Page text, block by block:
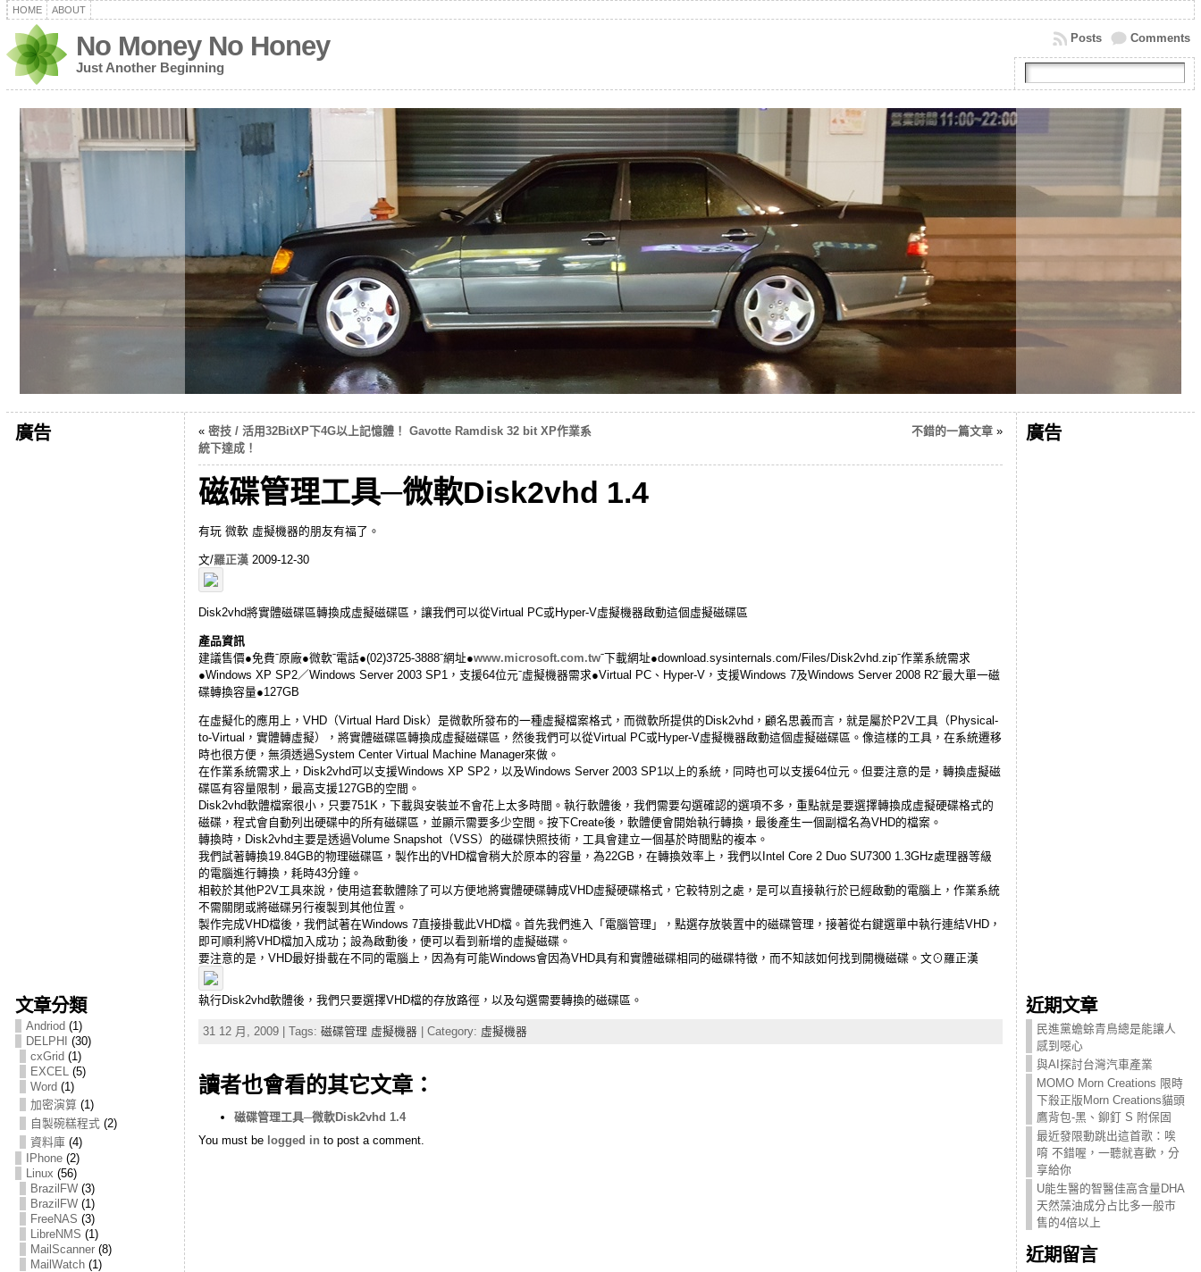
HOME ABOUT
No Money No Honey
Just Another Beginning
Comments
Posts
廣告
文章分類
Andriod (1)
DELPHI
(30)
cxGrid (1)
EXCEL(5)
Word (1)
加密演算(1)
自製碗糕程式(2)
資料庫(4)
IPhone(2)
Linux (56)
BrazilFW(3)
BrazilFW(1)
FreeNAS (3)
LibreNMS (1)
MailScanner(8)
MailWatch(1)
« 密技 / 活用32BitXP下4G以上記憶體！ Gavotte Ramdisk 32 bit XP作業系
統下達成！
不錯的一篇文章»
磁碟管理工具─微軟Disk2vhd 1.4
有玩 微軟 虛擬機器的朋友有福了。
文/羅正漢2009-12-30
Disk2vhd將實體磁碟區轉換成虛擬磁碟區，讓我們可以從Virtual PC或Hyper-V虛擬機器啟動這個虛擬磁碟區
產品資訊
建議售價●免費ˉ原廠●微軟ˉ電話●(02)3725-3888ˉ網址●www.microsoft.com.twˉ下載網址●download.sysinternals.com/Files/Disk2vhd.zipˉ作業系統需求
●Windows XP SP2／Windows Server 2003 SP1，支援64位元ˉ虛擬機器需求●Virtual PC、Hyper-V，支援Windows 7及Windows Server 2008 R2ˉ最大單一磁
碟轉換容量●127GB
在虛擬化的應用上，VHD（Virtual Hard Disk）是微軟所發布的一種虛擬檔案格式，而微軟所提供的Disk2vhd，顧名思義而言，就是屬於P2V工具（Physical-
to-Virtual，實體轉虛擬），將實體磁碟區轉換成虛擬磁碟區，然後我們可以從Virtual PC或Hyper-V虛擬機器啟動這個虛擬磁碟區。像這樣的工具，在系統遷移
時也很方便，無須透過System Center Virtual Machine Manager來做。
在作業系統需求上，Disk2vhd可以支援Windows XP SP2，以及Windows Server 2003 SP1以上的系統，同時也可以支援64位元。但要注意的是，轉換虛擬磁
碟區有容量限制，最高支援127GB的空間。
Disk2vhd軟體檔案很小，只要751K，下載與安裝並不會花上太多時間。執行軟體後，我們需要勾選確認的選項不多，重點就是要選擇轉換成虛擬硬碟格式的
磁碟，程式會自動列出硬碟中的所有磁碟區，並顯示需要多少空間。按下Create後，軟體便會開始執行轉換，最後產生一個副檔名為VHD的檔案。
轉換時，Disk2vhd主要是透過Volume Snapshot（VSS）的磁碟快照技術，工具會建立一個基於時間點的複本。
我們試著轉換19.84GB的物理磁碟區，製作出的VHD檔會稍大於原本的容量，為22GB，在轉換效率上，我們以Intel Core 2 Duo SU7300 1.3GHz處理器等級
的電腦進行轉換，耗時43分鐘。
相較於其他P2V工具來說，使用這套軟體除了可以方便地將實體硬碟轉成VHD虛擬硬碟格式，它較特別之處，是可以直接執行於已經啟動的電腦上，作業系統
不需關閉或將磁碟另行複製到其他位置。
製作完成VHD檔後，我們試著在Windows 7直接掛載此VHD檔。首先我們進入「電腦管理」，點選存放裝置中的磁碟管理，接著從右鍵選單中執行連結VHD，
即可順利將VHD檔加入成功；設為啟動後，便可以看到新增的虛擬磁碟。
要注意的是，VHD最好掛載在不同的電腦上，因為有可能Windows會因為VHD具有和實體磁碟相同的磁碟特徵，而不知該如何找到開機磁碟。文⊙羅正漢
執行Disk2vhd軟體後，我們只要選擇VHD檔的存放路徑，以及勾選需要轉換的磁碟區。
31 12 月, 2009 | Tags: 磁碟管理 虛擬機器 | Category: 虛擬機器
讀者也會看的其它文章：
磁碟管理工具─微軟Disk2vhd 1.4
You must be logged in to post a comment.
廣告
近期文章
民進黨蟾蜍青鳥總是能讓人
感到噁心
與AI探討台灣汽車產業
MOMO Morn Creations 限時
下殺正版Morn Creations貓頭
鷹背包-黑、鉚釘 S 附保固
最近發限動跳出這首歌：唉
唷 不錯喔，一聽就喜歡，分
享給你
U能生醫的智醫佳高含量DHA
天然藻油成分占比多一般市
售的4倍以上
近期留言